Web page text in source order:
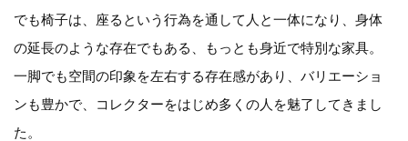
でも椅子は、座るという行為を通して人と一体になり、身体
の延長のような存在でもある、もっとも身近で特別な家具。
一脚でも空間の印象を左右する存在感があり、バリエーショ
ンも豊かで、コレクターをはじめ多くの人を魅了してきまし
た。